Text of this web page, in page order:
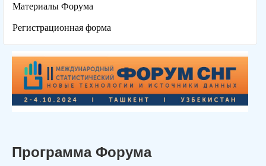
Материалы Форума
Регистрационная форма
Программа Форума